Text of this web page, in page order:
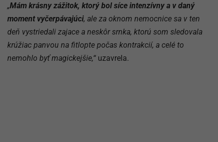
„Mám krásny zážitok, ktorý bol síce intenzívny a v daný
moment vyčerpávajúci, ale za oknom nemocnice sa v ten
deň vystriedali zajace a neskôr srnka, ktorú som sledovala
krúžiac panvou na fitlopte počas kontrakcií, a celé to
nemohlo byť magickejšie,“ uzavrela.